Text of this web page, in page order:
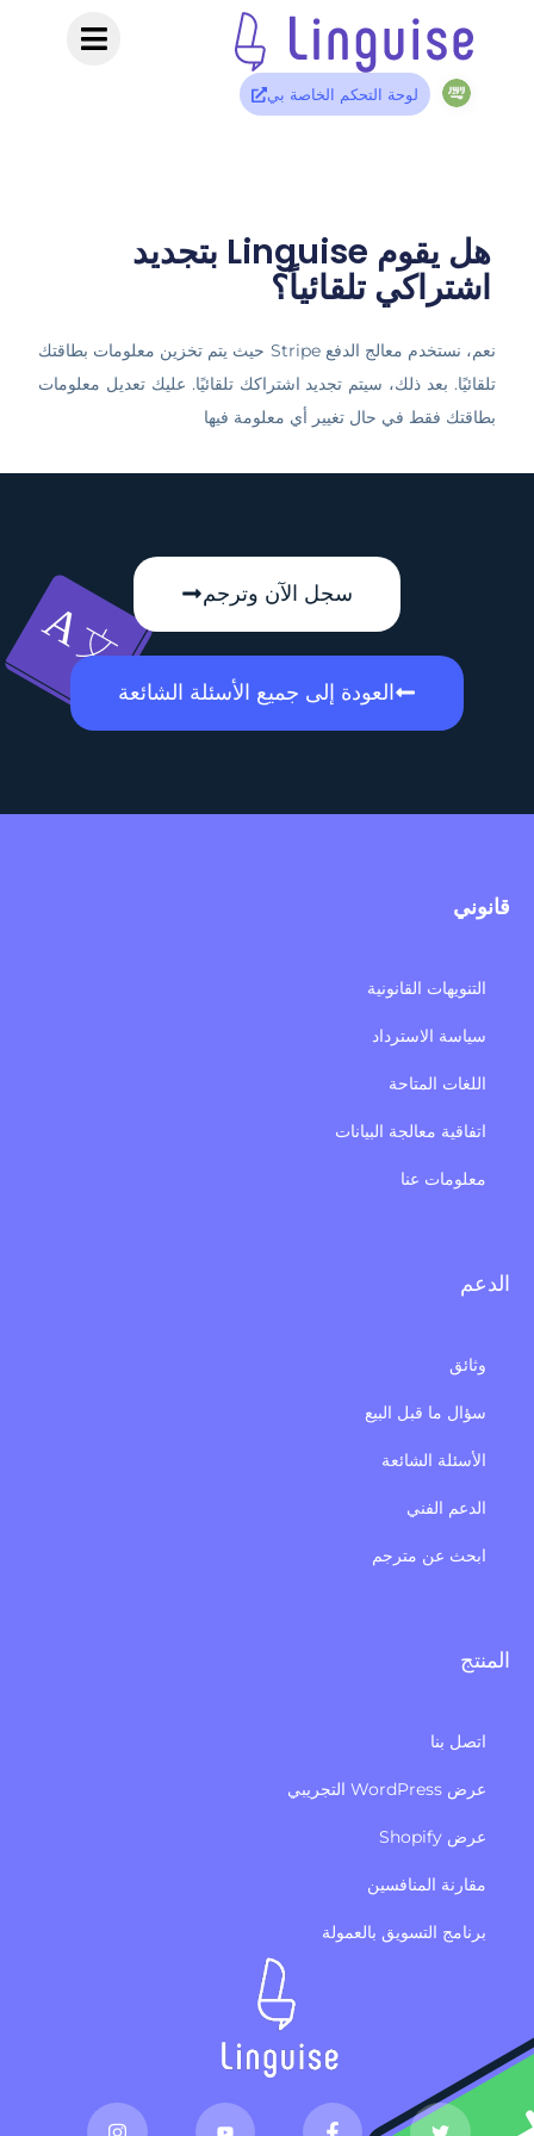
لوحة التحكم الخاصة بي
هل يقوم Linguise بتجديد
اشتراكي تلقائياً؟
نعم، نستخدم معالج الدفع Stripe حيث يتم تخزين معلومات بطاقتك
تلقائيًا. بعد ذلك، سيتم تجديد اشتراكك تلقائيًا. عليك تعديل معلومات
بطاقتك فقط في حال تغيير أي معلومة فيها
سجل الآن وترجم
العودة إلى جميع الأسئلة الشائعة
قانوني
التنويهات القانونية
سياسة الاسترداد
اللغات المتاحة
اتفاقية معالجة البيانات
معلومات عنا
الدعم
وثائق
سؤال ما قبل البيع
الأسئلة الشائعة
الدعم الفني
ابحث عن مترجم
المنتج
اتصل بنا
عرض WordPress التجريبي
عرض Shopify
مقارنة المنافسين
برنامج التسويق بالعمولة